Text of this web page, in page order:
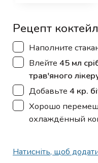
Рецепт
▢
Наполните
▢
Влейте 45 мл
трав'яного
▢
Добавьте 4 кр.
▢
Хорошо
охлаждённый
Натисніть, щоб